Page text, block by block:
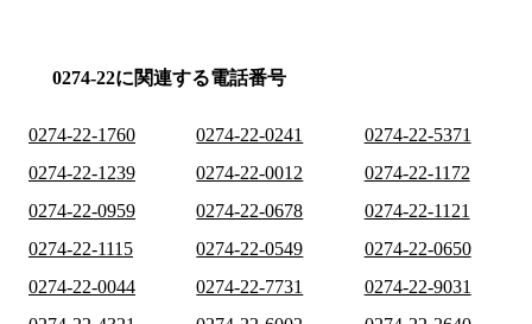
0274-22に関連する電話番号
0274-22-1760 0274-22-0241
0274-22-5371
0274-22-1239
0274-22-0012
0274-22-1172
0274-22-0959
0274-22-0678
0274-22-1121
0274-22-1115
0274-22-0549
0274-22-0650
0274-22-0044
0274-22-7731
0274-22-9031